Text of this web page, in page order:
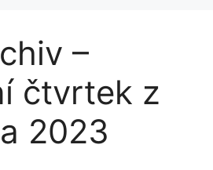
–
čtvrtek z
2023